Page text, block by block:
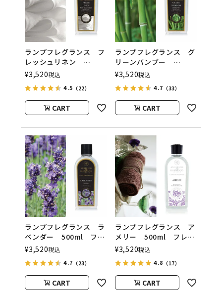
ランプフレグランス フ
レッシュリネン
500ml フレグランスラ
ンプ用オイル
ASHLEIGH&BURWOOD
（アシュレイアンドバー
ウッド）
¥3,520税込
4.5 （22）
CART
ランプフレグランス グ
リーンバンブー
500ml フレグランスラ
ンプ用オイル
ASHLEIGH&BURWOOD
（アシュレイアンドバー
ウッド）
¥3,520税込
4.7 （33）
CART
ランプフレグランス ラ
ベンダー 500ml フレ
グランスランプ用オイ
ル
ASHLEIGH&BURWOOD
（アシュレイアンドバー
ウッド）
¥3,520税込
4.7 （23）
CART
ランプフレグランス ア
メリー 500ml フレグ
ランスランプ用オイル
ASHLEIGH&BURWOOD
（アシュレイアンドバー
ウッド）
¥3,520税込
4.8 （17）
CART